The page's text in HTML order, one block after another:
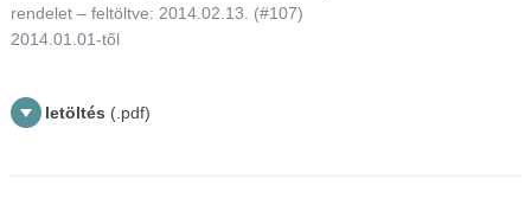
rendelet – feltöltve: 2014.02.13. (#107)
2014.01.01-től
letöltés (.pdf)